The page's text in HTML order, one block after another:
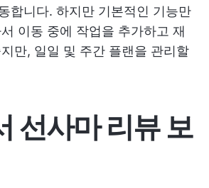
합니다. 하지만 기본적인 기능만
이동 중에 작업을 추가하고 재
만, 일일 및 주간 플랜을 관리할
선사마 리뷰 보